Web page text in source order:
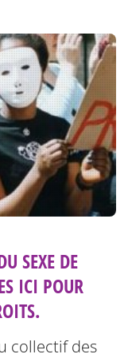
SEXE DE
ICI POUR
collectif des